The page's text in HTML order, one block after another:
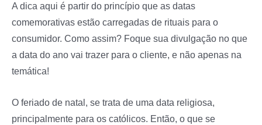
A dica aqui é partir do princípio que as datas
comemorativas estão carregadas de rituais para o
consumidor. Como assim? Foque sua divulgação no que
a data do ano vai trazer para o cliente, e não apenas na
temática!
O feriado de natal, se trata de uma data religiosa,
principalmente para os católicos. Então, o que se